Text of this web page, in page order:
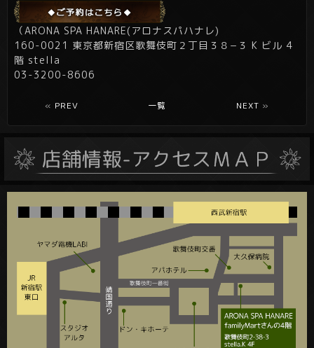
（ARONA SPA HANARE(アロナスパハナレ)
160-0021 東京都新宿区歌舞伎町２丁目３８−３ K ビル 4
階 stella
03-3200-8606
« PREV 一覧 NEXT »